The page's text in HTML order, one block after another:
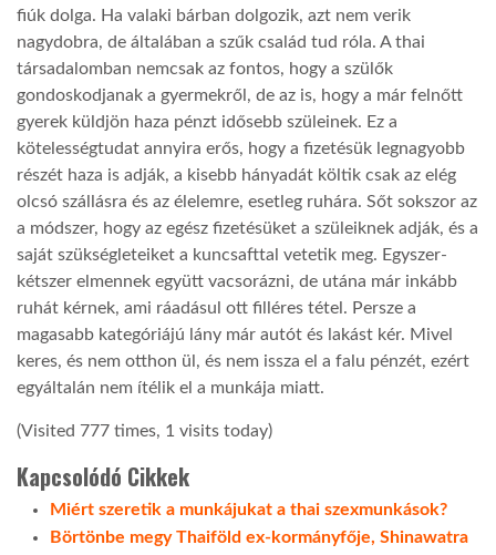
fiúk dolga. Ha valaki bárban dolgozik, azt nem verik
nagydobra, de általában a szűk család tud róla. A thai
társadalomban nemcsak az fontos, hogy a szülők
gondoskodjanak a gyermekről, de az is, hogy a már felnőtt
gyerek küldjön haza pénzt idősebb szüleinek. Ez a
kötelességtudat annyira erős, hogy a fizetésük legnagyobb
részét haza is adják, a kisebb hányadát költik csak az elég
olcsó szállásra és az élelemre, esetleg ruhára. Sőt sokszor az
a módszer, hogy az egész fizetésüket a szüleiknek adják, és a
saját szükségleteiket a kuncsafttal vetetik meg. Egyszer-
kétszer elmennek együtt vacsorázni, de utána már inkább
ruhát kérnek, ami ráadásul ott filléres tétel. Persze a
magasabb kategóriájú lány már autót és lakást kér. Mivel
keres, és nem otthon ül, és nem issza el a falu pénzét, ezért
egyáltalán nem ítélik el a munkája miatt.
(Visited 777 times, 1 visits today)
Kapcsolódó Cikkek
Miért szeretik a munkájukat a thai szexmunkások?
Börtönbe megy Thaiföld ex-kormányfője, Shinawatra